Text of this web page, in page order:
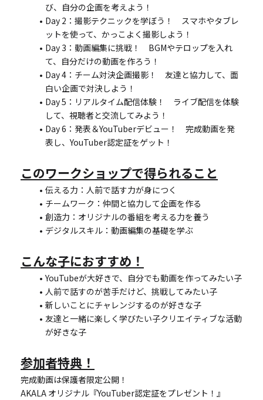
び、自分の企画を考えよう！
Day 2：撮影テクニックを学ぼう！　スマホやタブレ
ットを使って、かっこよく撮影しよう！
Day 3：動画編集に挑戦！　BGMやテロップを入れ
て、自分だけの動画を作ろう！
Day 4：チーム対決企画撮影！　友達と協力して、面
白い企画で対決しよう！
Day 5：リアルタイム配信体験！　ライブ配信を体験
して、視聴者と交流してみよう！
Day 6：発表＆YouTuberデビュー！　完成動画を発
表し、YouTuber認定証をゲット！
このワークショップで得られること
伝える力：人前で話す力が身につく
チームワーク：仲間と協力して企画を作る
創造力：オリジナルの番組を考える力を養う
デジタルスキル：動画編集の基礎を学ぶ
こんな子におすすめ！
YouTubeが大好きで、自分でも動画を作ってみたい子
人前で話すのが苦手だけど、挑戦してみたい子
新しいことにチャレンジするのが好きな子
友達と一緒に楽しく学びたい子クリエイティブな活動
が好きな子
参加者特典！
完成動画は保護者限定公開！
AKALA オリジナル『YouTuber認定証をプレゼント！』